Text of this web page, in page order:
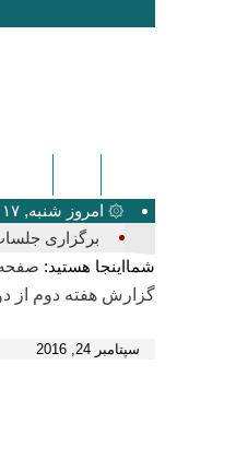
۞ امروز شنبه, ۱۷ مرداد , ۱۴۰۵ ساعت ۰۴:۰۶:۲۰
برگزاری
شمااینجا هستید:
گزارش هفته دوم از
سپتامبر 24, 2016